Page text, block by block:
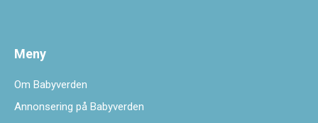
Meny
Om Babyverden
Annonsering på Babyverden